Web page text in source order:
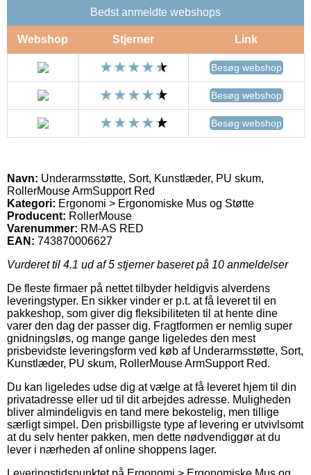
Bedst anmeldte webshops
Webshop Stjerner Link
Besøg webshop
Besøg webshop
Besøg webshop
Navn: Underarmsstøtte, Sort, Kunstlæder, PU skum,
RollerMouse ArmSupport Red
Kategori: Ergonomi > Ergonomiske Mus og Støtte
Producent: RollerMouse
Varenummer: RM-AS RED
EAN: 743870006627
Vurderet til 4.1 ud af 5 stjerner baseret på 10 anmeldelser
De fleste firmaer på nettet tilbyder heldigvis alverdens
leveringstyper. En sikker vinder er p.t. at få leveret til en
pakkeshop, som giver dig fleksibiliteten til at hente dine
varer den dag der passer dig. Fragtformen er nemlig super
gnidningsløs, og mange gange ligeledes den mest
prisbevidste leveringsform ved køb af Underarmsstøtte, Sort,
Kunstlæder, PU skum, RollerMouse ArmSupport Red.
Du kan ligeledes udse dig at vælge at få leveret hjem til din
privatadresse eller ud til dit arbejdes adresse. Muligheden
bliver almindeligvis en tand mere bekostelig, men tillige
særligt simpel. Den prisbilligste type af levering er utvivlsomt
at du selv henter pakken, men dette nødvendiggør at du
lever i nærheden af online shoppens lager.